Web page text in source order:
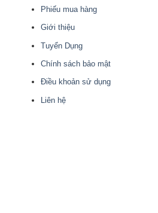
Phiếu mua hàng
Giới thiệu
Tuyển Dụng
Chính sách bảo mật
Điều khoản sử dụng
Liên hệ